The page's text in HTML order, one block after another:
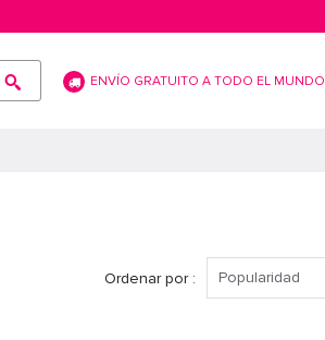
ENVÍO GRATUITO A TODO EL MUNDO
Ordenar por : Popularidad